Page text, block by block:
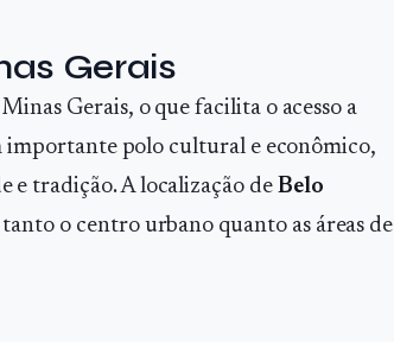
Gerais
Gerais, o que facilita o acesso a
importante polo cultural e econômico,
e tradição. A localização de Belo
o centro urbano quanto as áreas de